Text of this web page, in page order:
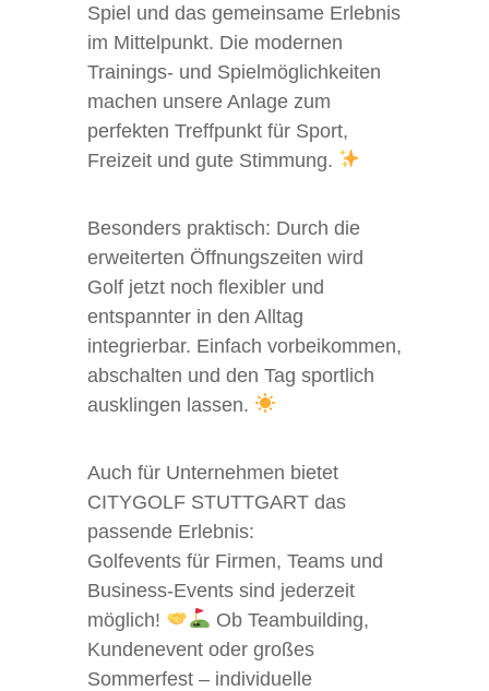
Spiel und das gemeinsame Erlebnis
im Mittelpunkt. Die modernen
Trainings- und Spielmöglichkeiten
machen unsere Anlage zum
perfekten Treffpunkt für Sport,
Freizeit und gute Stimmung.
Besonders praktisch: Durch die
erweiterten Öffnungszeiten wird
Golf jetzt noch flexibler und
entspannter in den Alltag
integrierbar. Einfach vorbeikommen,
abschalten und den Tag sportlich
ausklingen lassen.
Auch für Unternehmen bietet
CITYGOLF STUTTGART das
passende Erlebnis:
Golfevents für Firmen, Teams und
Business-Events sind jederzeit
möglich!
Ob Teambuilding,
Kundenevent oder großes
Sommerfest – individuelle